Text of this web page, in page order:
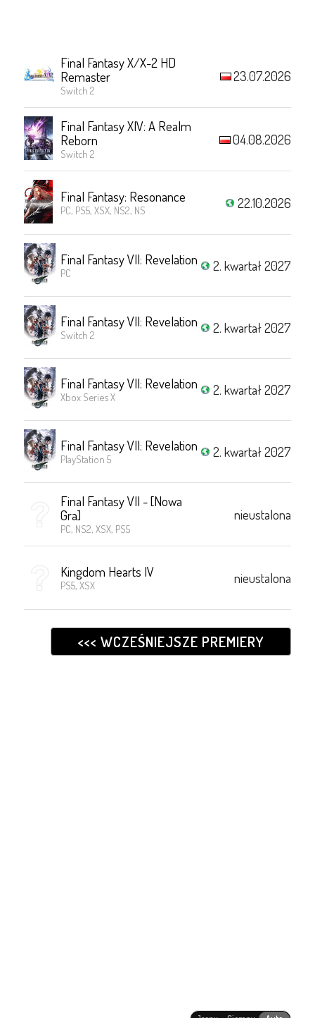
Final Fantasy X/X-2 HD
Remaster
Switch 2
23.07.2026
Final Fantasy XIV: A Realm
Reborn
Switch 2
04.08.2026
Final Fantasy: Resonance
PC, PS5, XSX, NS2, NS 22.10.2026
Final Fantasy VII: Revelation
PC 2. kwartał 2027
Final Fantasy VII: Revelation
Switch 2 2. kwartał 2027
Final Fantasy VII: Revelation
Xbox Series X 2. kwartał 2027
Final Fantasy VII: Revelation
PlayStation 5 2. kwartał 2027
Final Fantasy VII - [Nowa
Gra]
PC, NS2, XSX, PS5
nieustalona
Kingdom Hearts IV
PS5, XSX nieustalona
<<< WCZEŚNIEJSZE PREMIERY